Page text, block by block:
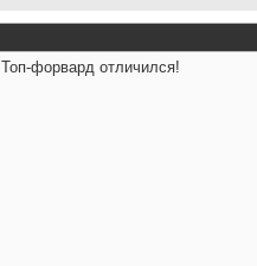
Топ-форвард отличился!